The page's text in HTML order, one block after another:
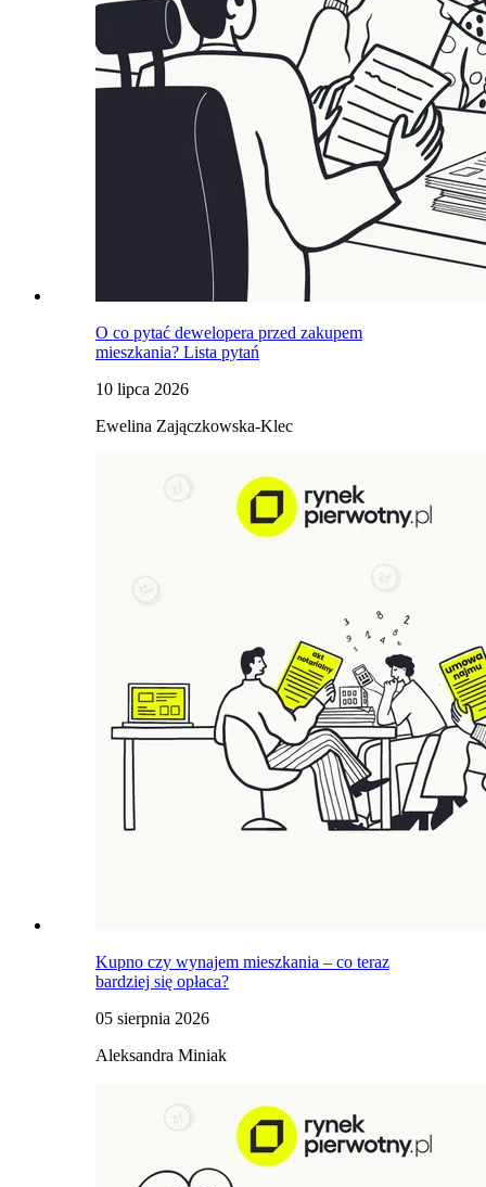
O co pytać dewelopera przed zakupem
mieszkania? Lista pytań
10 lipca 2026
Ewelina Zajączkowska-Klec
Kupno czy wynajem mieszkania – co teraz
bardziej się opłaca?
05 sierpnia 2026
Aleksandra Miniak